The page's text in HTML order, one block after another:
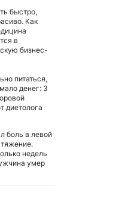
быстро,
Как
в
бизнес-
питаться,
денег: 3
диетолога
боль в левой
недель
умер